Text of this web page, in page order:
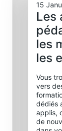
15
Les
les
les
Vous
vers
dédiés
applis,
de